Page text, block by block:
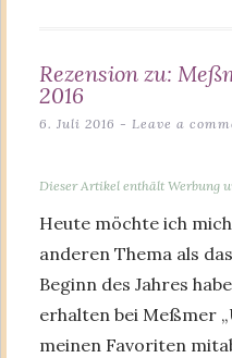
Rezension zu:
2016
6. Juli 2016 Leave a
Dieser Artikel enthält Werbung
Heute möchte ich
anderen Thema als
Beginn des Jahres
erhalten bei Meßmer
meinen Favoriten